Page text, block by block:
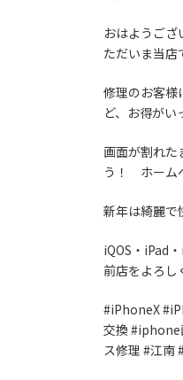
おはようござ
ただいま当店
修理のお客様
ど、お得がい
画面が割れた
う！ ホーム
新年は綺麗で
iQOS・iPad
前店をよろし
#iPhoneX
交換 #iphone
ス修理 #江南